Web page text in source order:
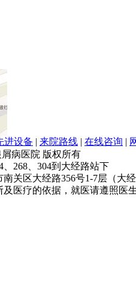
进设备 | 来院路线 | 在线咨询 |
屑病医院 版权所有
268、304到大经路站下
关区大经路356号1-7层（大
医疗的依据，就医请遵照医